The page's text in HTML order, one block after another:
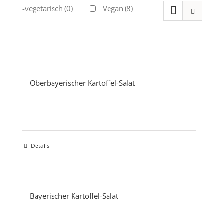
Ovo-vegetarisch (0) Vegan (8)
Oberbayerischer Kartoffel-Salat
Details
Bayerischer Kartoffel-Salat